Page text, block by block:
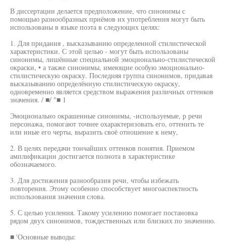
В диссертации делается предположение, что синонимы с
помощью разнообразных приёмов их употребления могут быть
использованы в языке поэта в следующих целях:
1. Для придания , высказыванию определенной стилистической
характеристики. С этой целью - могут быть использованы
синонимы, лишённые специальной эмоционально-стилистической
окраски, • а также синонимы, имеющие особую эмоционально-
стилистическую окраску. Последняя группа синонимов, придавая
высказыванию определённую стилистическую окраску,
одновременно является средством выражения различных оттенков
значения. / ■/ "■ 1
Эмоционально окрашенные синонимы, -используемые, р речи
персонажа, помогают точнее охарактеризовать его, оттенить те
или иные его черты, выразить своё отношение к нему,
2. В целях передачи тончайших оттенков понятия. Приемом
амплификации достигается полнота в характеристике
обозначаемого.
3. Для достижения разнообразия речи, чтобы избежать
повторения. Этому особенно способствует многоаспектность
использования значения слова.
5. С целью усиления. Такому усилению помогает постановка
рядом двух синонимов, тождественных или близких по значению.
■ 'Основные выводы: